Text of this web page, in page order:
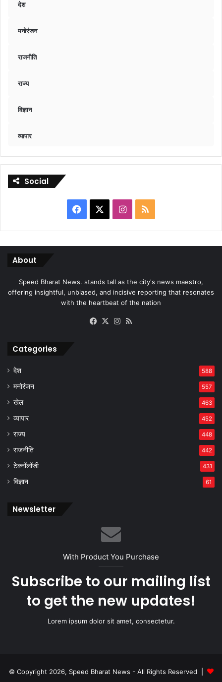
देश
मनोरंजन
राजनीति
राज्य
विज्ञान
व्यापार
Social
Facebook Instagram
RSS
About
Speed Bharat News. stands tall as the city's news maestro,
offering insightful, unbiased, and incisive reporting that resonates
with the heartbeat of the nation
Facebook
X Instagram
Categories
देश 588
मनोरंजन 557
खेल 463
व्यापार 452
राज्य 448
राजनीति 442
टेक्नॉलॉजी 431
विज्ञान 61
Newsletter
With Product You Purchase
Subscribe to our mailing list
to get the new updates!
Lorem ipsum dolor sit amet, consectetur.
© Copyright 2026, Speed Bharat News - All Rights Reserved |